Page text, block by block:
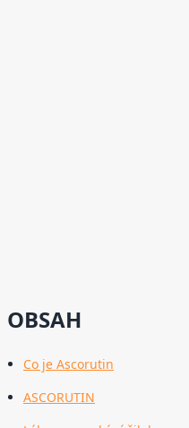
OBSAH
Co je Ascorutin
ASCORUTIN